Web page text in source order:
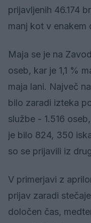
prijavljenih 46.174
manj kot v enakem
Maja se je na
oseb, kar je 1,1 %
maja lani. Največ
bilo zaradi izteka
službe - 1.516
je bilo 824, 350
so se prijavili iz
V primerjavi z
prijav zaradi
določen čas,